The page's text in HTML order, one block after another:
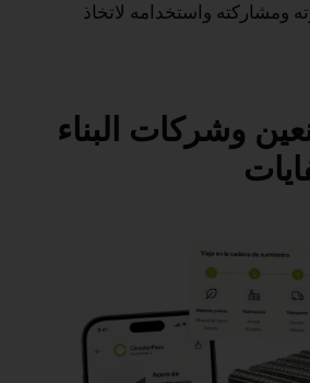
ومشاركته واستخدامه لاتخاذ
وشركات البناء